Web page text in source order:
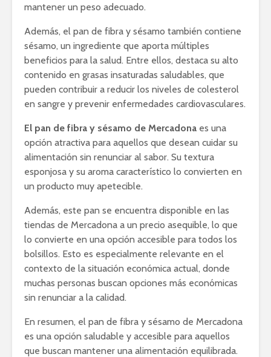
mantener un peso adecuado.
Además, el pan de fibra y sésamo también contiene
sésamo, un ingrediente que aporta múltiples
beneficios para la salud. Entre ellos, destaca su alto
contenido en grasas insaturadas saludables, que
pueden contribuir a reducir los niveles de colesterol
en sangre y prevenir enfermedades cardiovasculares.
El pan de fibra y sésamo de Mercadona es una
opción atractiva para aquellos que desean cuidar su
alimentación sin renunciar al sabor. Su textura
esponjosa y su aroma característico lo convierten en
un producto muy apetecible.
Además, este pan se encuentra disponible en las
tiendas de Mercadona a un precio asequible, lo que
lo convierte en una opción accesible para todos los
bolsillos. Esto es especialmente relevante en el
contexto de la situación económica actual, donde
muchas personas buscan opciones más económicas
sin renunciar a la calidad.
En resumen, el pan de fibra y sésamo de Mercadona
es una opción saludable y accesible para aquellos
que buscan mantener una alimentación equilibrada.